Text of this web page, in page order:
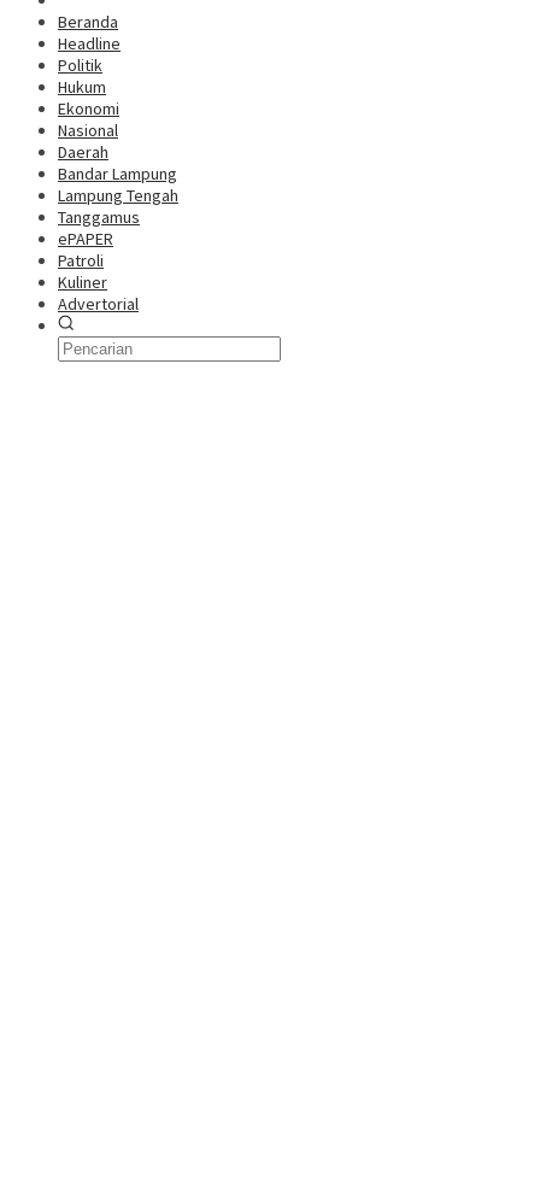
Beranda
Headline
Politik
Hukum
Ekonomi
Nasional
Daerah
Bandar Lampung
Lampung Tengah
Tanggamus
ePAPER
Patroli
Kuliner
Advertorial